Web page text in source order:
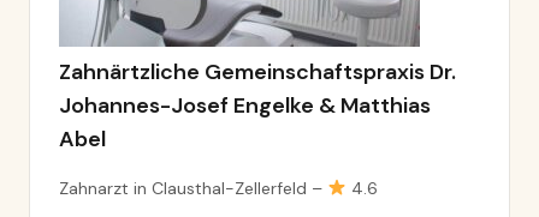
Zahnärtzliche Gemeinschaftspraxis Dr.
Johannes-Josef Engelke & Matthias
Abel
Zahnarzt in Clausthal-Zellerfeld – 4.6